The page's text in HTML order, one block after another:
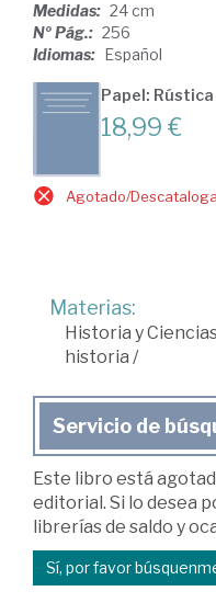
Medidas: 24 cm
Nº Pág.: 256
Idiomas: Español
Papel: Rústica
18,99 €
Agotado/
Materias:
Historia y
historia /
Servicio de
Este libro está
editorial. Si lo desea
librerías de saldo y
Sí, por favor